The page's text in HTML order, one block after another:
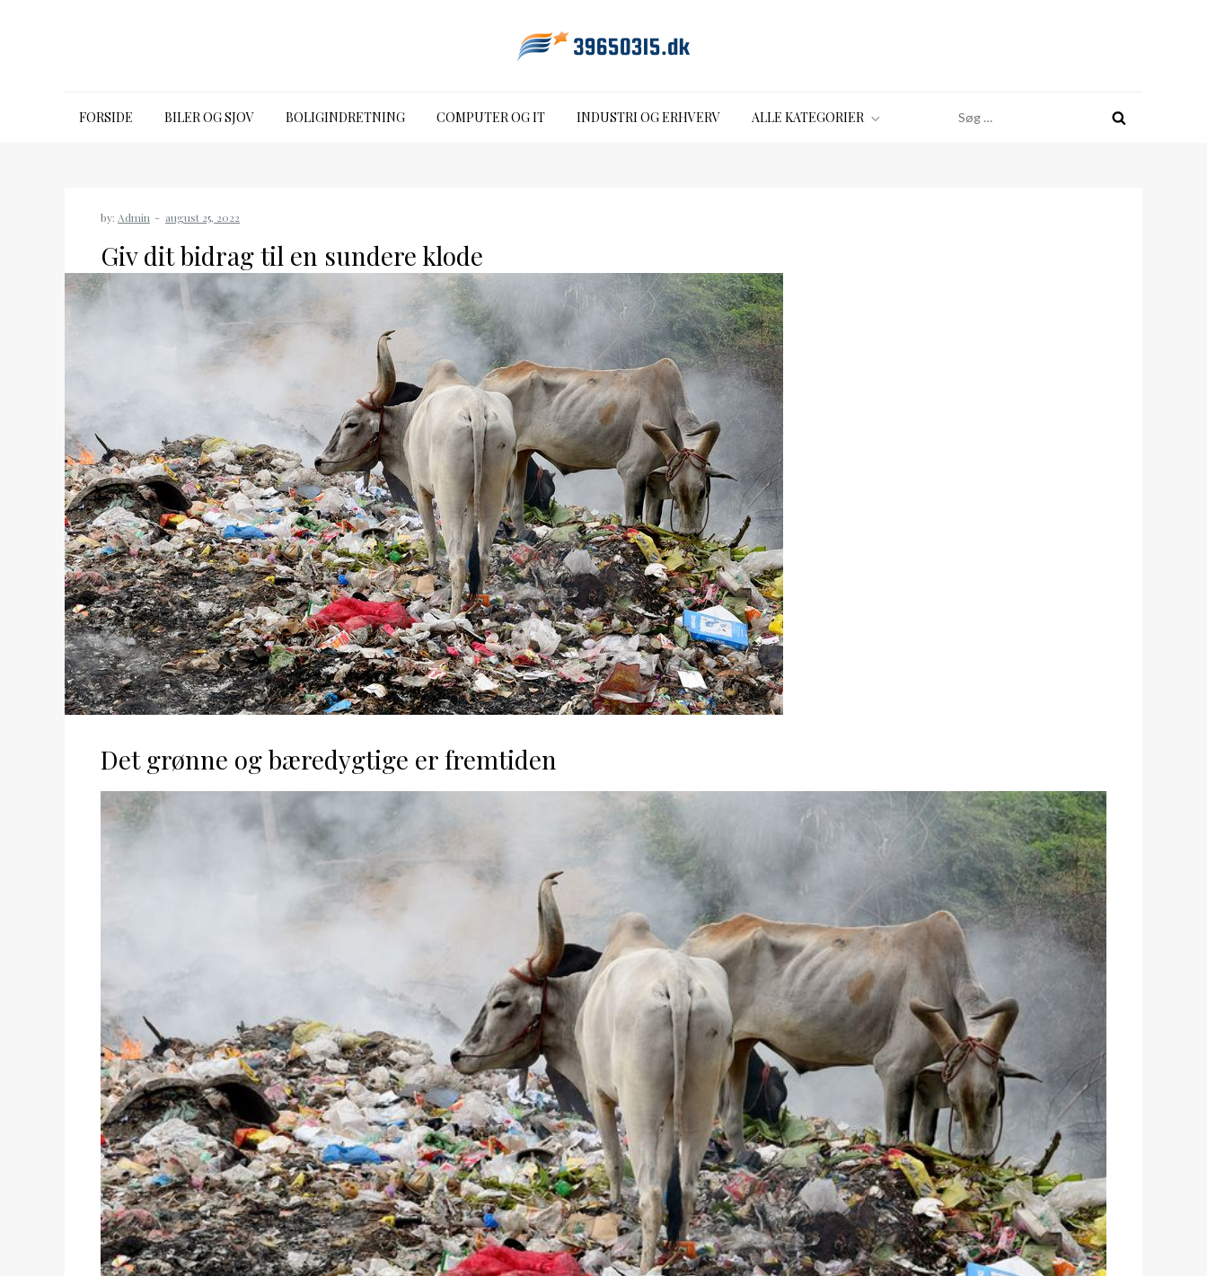
FORSIDE BILER OG SJOV BOLIGINDRETNING COMPUTER OG IT INDUSTRI OG ERHVERV ALLE KATEGORIER
efter:
by: Admin
Giv dit bidrag til en sundere klode
Det grønne og bæredygtige er fremtiden